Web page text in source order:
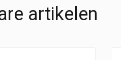
artikelen